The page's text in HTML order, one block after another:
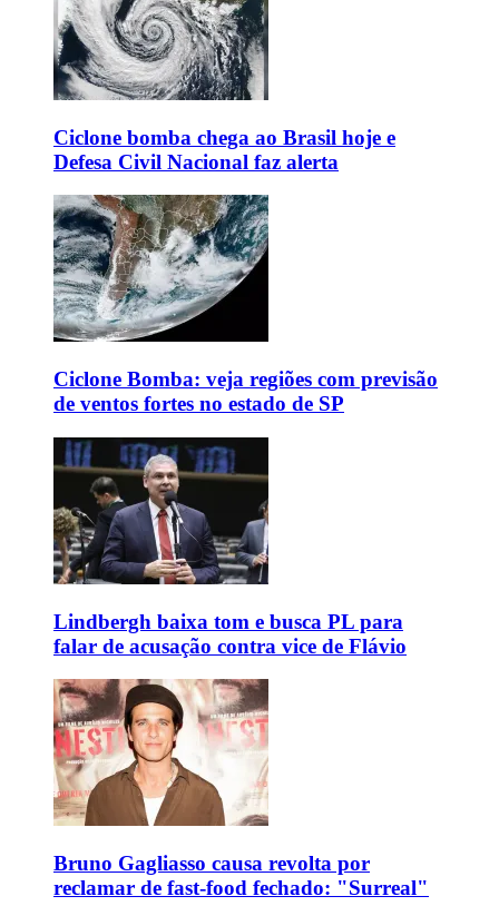
Ciclone bomba chega ao Brasil hoje e
Defesa Civil Nacional faz alerta
Ciclone Bomba: veja regiões com previsão
de ventos fortes no estado de SP
Lindbergh baixa tom e busca PL para
falar de acusação contra vice de Flávio
Bruno Gagliasso causa revolta por
reclamar de fast-food fechado: "Surreal"